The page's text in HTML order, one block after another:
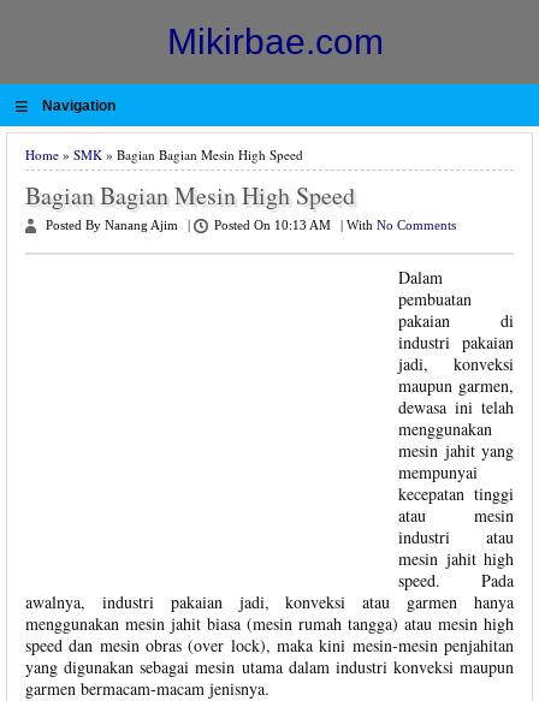
Mikirbae.com
≡ Navigation
Home » SMK » Bagian Bagian Mesin High Speed
Bagian Bagian Mesin High Speed
Posted By Nanang Ajim Posted On 10:13 AM With No Comments
Dalam
pembuatan
pakaian di
industri pakaian
jadi, konveksi
maupun garmen,
dewasa ini telah
menggunakan
mesin jahit yang
mempunyai
kecepatan tinggi
atau mesin
industri atau
mesin jahit high
speed. Pada
awalnya, industri pakaian jadi, konveksi atau garmen hanya
menggunakan mesin jahit biasa (mesin rumah tangga) atau mesin high
speed dan mesin obras (over lock), maka kini mesin-mesin penjahitan
yang digunakan sebagai mesin utama dalam industri konveksi maupun
garmen bermacam-macam jenisnya.